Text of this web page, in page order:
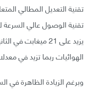
تقنية الوصول عالي السرعة
يزيد على 21
الهوائيات ربما تزيد في
وبرغم الزيادة الظاهرة في